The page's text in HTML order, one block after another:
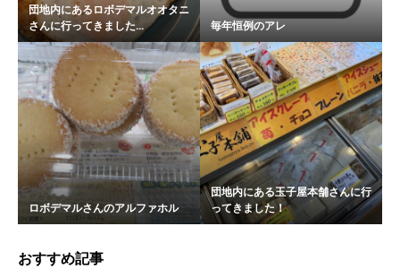
団地内にあるロボデマルオオタニ
さんに行ってきました...
毎年恒例のアレ
ロボデマルさんのアルファホル
団地内にある玉子屋本舗さんに行
ってきました！
おすすめ記事